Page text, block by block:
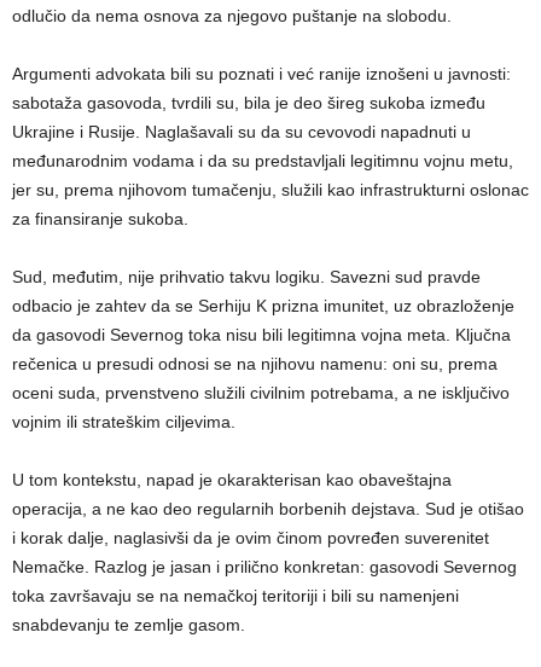
odlučio da nema osnova za njegovo puštanje na slobodu.
Argumenti advokata bili su poznati i već ranije iznošeni u javnosti:
sabotaža gasovoda, tvrdili su, bila je deo šireg sukoba između
Ukrajine i Rusije. Naglašavali su da su cevovodi napadnuti u
međunarodnim vodama i da su predstavljali legitimnu vojnu metu,
jer su, prema njihovom tumačenju, služili kao infrastrukturni oslonac
za finansiranje sukoba.
Sud, međutim, nije prihvatio takvu logiku. Savezni sud pravde
odbacio je zahtev da se Serhiju K prizna imunitet, uz obrazloženje
da gasovodi Severnog toka nisu bili legitimna vojna meta. Ključna
rečenica u presudi odnosi se na njihovu namenu: oni su, prema
oceni suda, prvenstveno služili civilnim potrebama, a ne isključivo
vojnim ili strateškim ciljevima.
U tom kontekstu, napad je okarakterisan kao obaveštajna
operacija, a ne kao deo regularnih borbenih dejstava. Sud je otišao
i korak dalje, naglasivši da je ovim činom povređen suverenitet
Nemačke. Razlog je jasan i prilično konkretan: gasovodi Severnog
toka završavaju se na nemačkoj teritoriji i bili su namenjeni
snabdevanju te zemlje gasom.